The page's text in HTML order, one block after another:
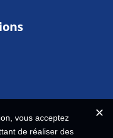
vous acceptez
de réaliser des